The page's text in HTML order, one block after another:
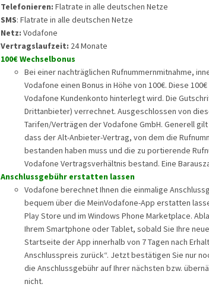
Telefonieren: Flatrate in alle deutschen Netze
SMS: Flatrate in alle deutschen Netze
Netz: Vodafone
Vertragslaufzeit: 24 Monate
100€ Wechselbonus
Bei einer nachträglichen Rufnummernmitnahme,
Vodafone einen Bonus in Höhe von 100€. Diese
Vodafone Kundenkonto hinterlegt wird. Die
Drittanbieter) verrechnet. Ausgeschlossen von
Tarifen/Verträgen der Vodafone GmbH. Generell
dass der Alt-Anbieter-Vertrag, von dem die
bestanden haben muss und die zu portierende
Vodafone Vertragsverhältnis bestand. Eine
Anschlussgebühr erstatten lassen
Vodafone berechnet Ihnen die einmalige
bequem über die MeinVodafone-App erstatten
Play Store und im Windows Phone Marketplace.
Ihrem Smartphone oder Tablet, sobald Sie Ihre
Startseite der App innerhalb von 7 Tagen nach
Anschlusspreis zurück“. Jetzt bestätigen Sie nur
die Anschlussgebühr auf Ihrer nächsten bzw.
nicht.